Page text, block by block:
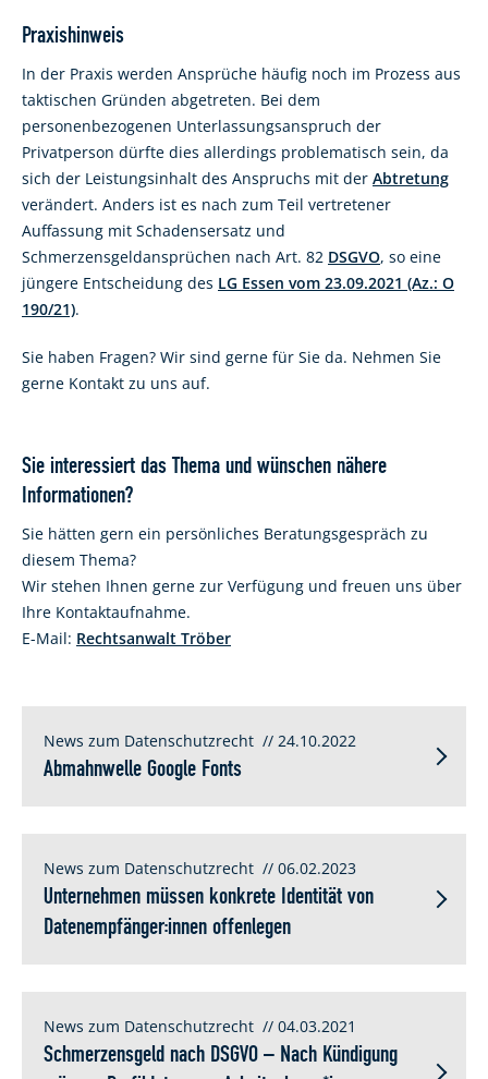
Praxishinweis
In der Praxis werden Ansprüche häufig noch im Prozess aus
taktischen Gründen abgetreten. Bei dem
personenbezogenen Unterlassungsanspruch der
Privatperson dürfte dies allerdings problematisch sein, da
sich der Leistungsinhalt des Anspruchs mit der Abtretung
verändert. Anders ist es nach zum Teil vertretener
Auffassung mit Schadensersatz und
Schmerzensgeldansprüchen nach Art. 82 DSGVO, so eine
jüngere Entscheidung des LG Essen vom 23.09.2021 (Az.: O
190/21).
Sie haben Fragen? Wir sind gerne für Sie da. Nehmen Sie
gerne Kontakt zu uns auf.
Sie interessiert das Thema und wünschen nähere
Informationen?
Sie hätten gern ein persönliches Beratungsgespräch zu
diesem Thema?
Wir stehen Ihnen gerne zur Verfügung und freuen uns über
Ihre Kontaktaufnahme.
E-Mail: Rechtsanwalt Tröber
News zum Datenschutzrecht // 24.10.2022
Abmahnwelle Google Fonts
News zum Datenschutzrecht // 06.02.2023
Unternehmen müssen konkrete Identität von
Datenempfänger:innen offenlegen
News zum Datenschutzrecht // 04.03.2021
Schmerzensgeld nach DSGVO – Nach Kündigung